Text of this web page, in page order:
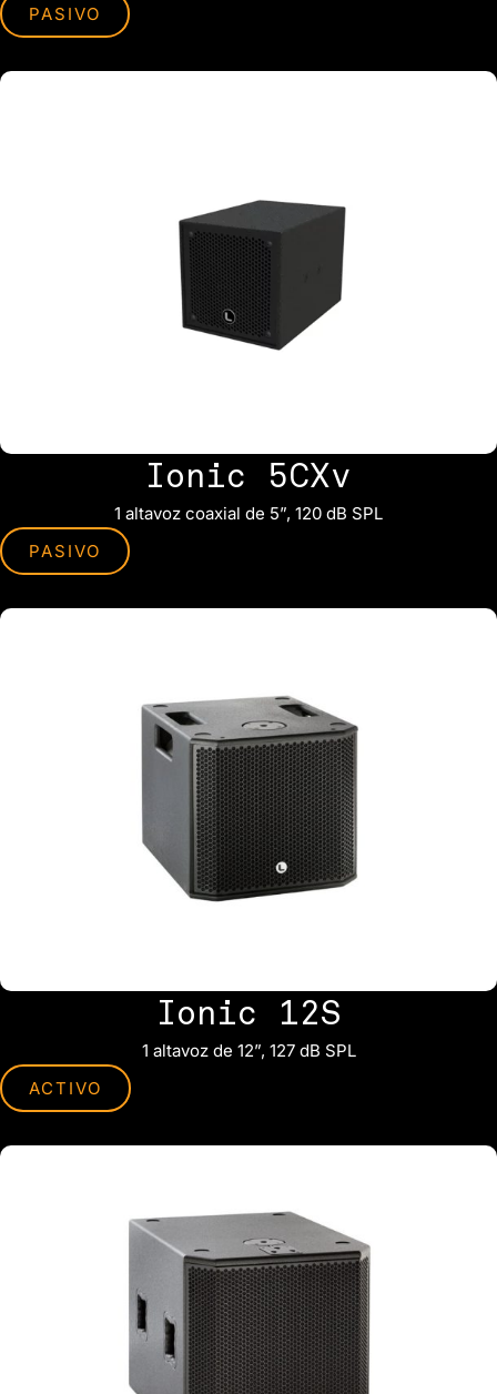
PASIVO
Ionic 5CXv
1 altavoz coaxial de 5”, 120 dB SPL
PASIVO
Ionic 12S
1 altavoz de 12”, 127 dB SPL
ACTIVO